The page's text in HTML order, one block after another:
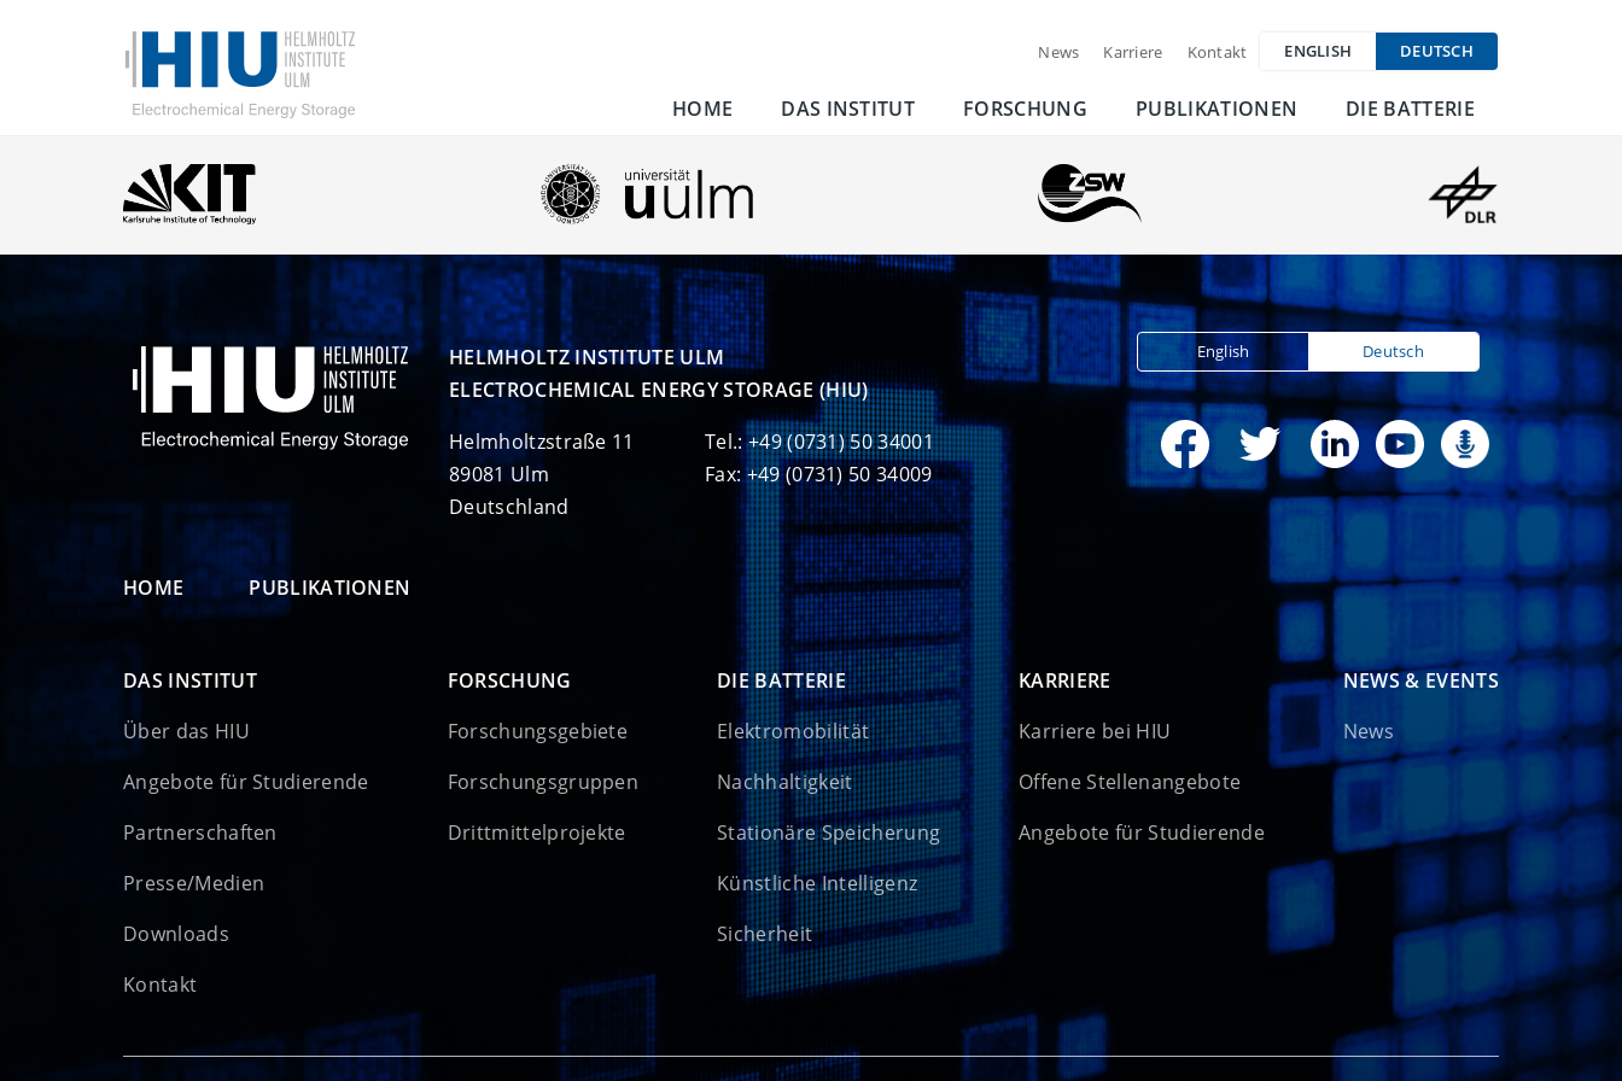
News Karriere Kontakt ENGLISH DEUTSCH
HOME DAS INSTITUT FORSCHUNG PUBLIKATIONEN DIE BATTERIE
HELMHOLTZ INSTITUTE ULM
ELECTROCHEMICAL ENERGY STORAGE (HIU)
Helmholtzstraße 11
89081 Ulm
Deutschland
Tel.: +49 (0731) 50 34001
Fax: +49 (0731) 50 34009
English Deutsch
HOME PUBLIKATIONEN
DAS INSTITUT
Über das HIU
Angebote für Studierende
Partnerschaften
Presse/Medien
Downloads
Kontakt
FORSCHUNG
Forschungsgebiete
Forschungsgruppen
Drittmittelprojekte
DIE BATTERIE
Elektromobilität
Nachhaltigkeit
Stationäre Speicherung
Künstliche Intelligenz
Sicherheit
KARRIERE
Karriere bei HIU
Offene Stellenangebote
Angebote für Studierende
NEWS & EVENTS
News